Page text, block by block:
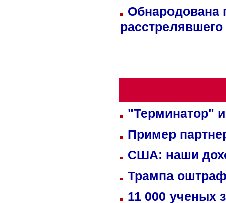
Обнародована
"Терминатор"
Пример
США: наши
Трампа
11 000 ученых